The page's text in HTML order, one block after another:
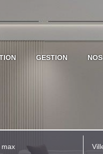
GESTION